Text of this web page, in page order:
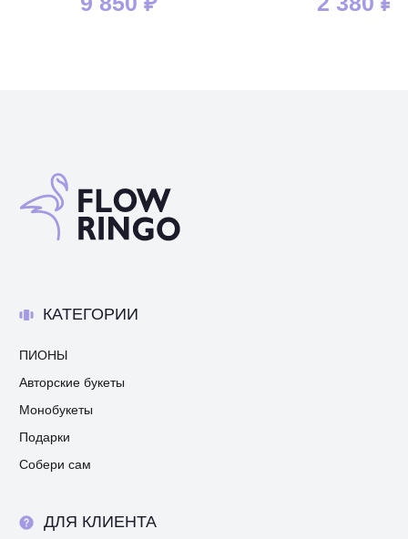
Собери сам
Подарки
Монобукеты
ПИОНЫ
Авторские букеты
ДЛЯ КЛИЕНТА
КАТЕГОРИИ